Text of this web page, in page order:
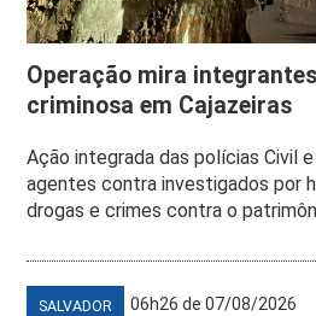
Operação mira
criminosa em Cajazeiras
Ação integrada das polícias Civil
agentes contra investigados por
drogas e crimes contra o
SALVADOR 06h26 de 07/08/2026